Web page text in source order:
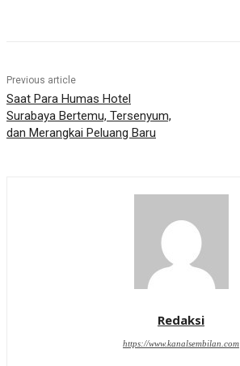
Previous article
Saat Para Humas Hotel
Surabaya Bertemu, Tersenyum,
dan Merangkai Peluang Baru
Redaksi
https://www.kanalsembilan.com